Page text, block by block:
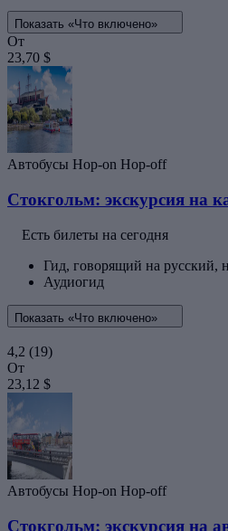
Показать «Что включено»
От
23,70 $
Автобусы Hop-on Hop-off
Стокгольм: экскурсия на
Есть билеты на сегодня
Гид, говорящий на русский,
Аудиогид
Показать «Что включено»
4,2 (19)
От
23,12 $
Автобусы Hop-on Hop-off
Стокгольм: экскурсия на